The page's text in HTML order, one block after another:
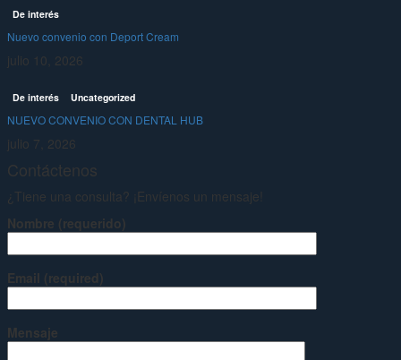
De interés
Nuevo convenio con Deport Cream
julio 10, 2026
De interés Uncategorized
NUEVO CONVENIO CON DENTAL HUB
julio 7, 2026
Contáctenos
¿Tiene una consulta? ¡Envíenos un mensaje!
Nombre (requerido)
Email (required)
Mensaje